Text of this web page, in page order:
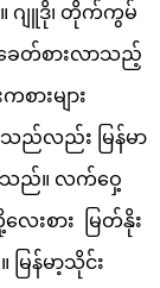
ဂျူဒို၊ တိုက်ကွမ်
ေတ်စားလာသည့်
စားများ
သည်လည်း မြန်မာ
သည်။ လက်ဝှေ့
းစား မြတ်နိုး
ြန်မာ့သိုင်း